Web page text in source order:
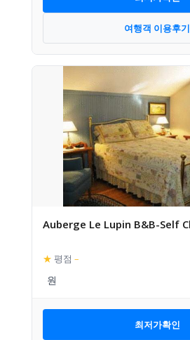
여행객 이용후기
Auberge Le Lupin B&B-Self
★ 평점 –
최저가확인